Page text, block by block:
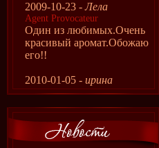
2009-10-23 -Лела
Agent Provocateur
Один из любимых.Очень
красивый аромат.Обожаю
его!!
2010-01-05 - ирина